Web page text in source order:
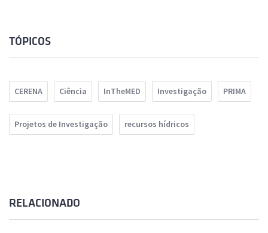
TÓPICOS
CERENA Ciência InTheMED Investigação PRIMA
Projetos de Investigação recursos hídricos
RELACIONADO